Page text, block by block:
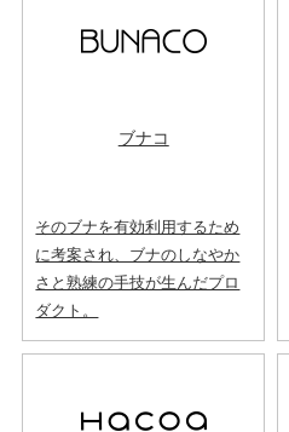
ブナコ
そのブナを有効利用するため
に考案され、ブナのしなやか
さと熟練の手技が生んだプロ
ダクト。